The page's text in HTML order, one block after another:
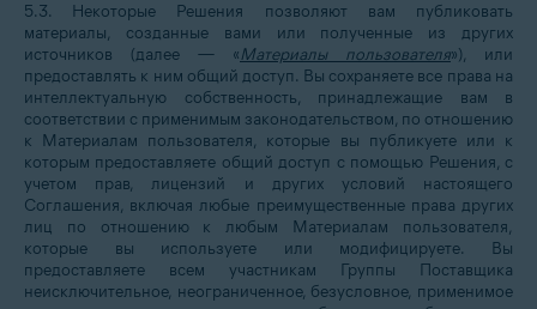
5.3. Некоторые Решения позволяют вам публиковать
материалы, созданные вами или полученные из других
источников (далее — «Материалы пользователя»), или
предоставлять к ним общий доступ. Вы сохраняете все права на
интеллектуальную собственность, принадлежащие вам в
соответствии с применимым законодательством, по отношению
к Материалам пользователя, которые вы публикуете или к
которым предоставляете общий доступ с помощью Решения, с
учетом прав, лицензий и других условий настоящего
Соглашения, включая любые преимущественные права других
лиц по отношению к любым Материалам пользователя,
которые вы используете или модифицируете. Вы
предоставляете всем участникам Группы Поставщика
неисключительное, неограниченное, безусловное, применимое